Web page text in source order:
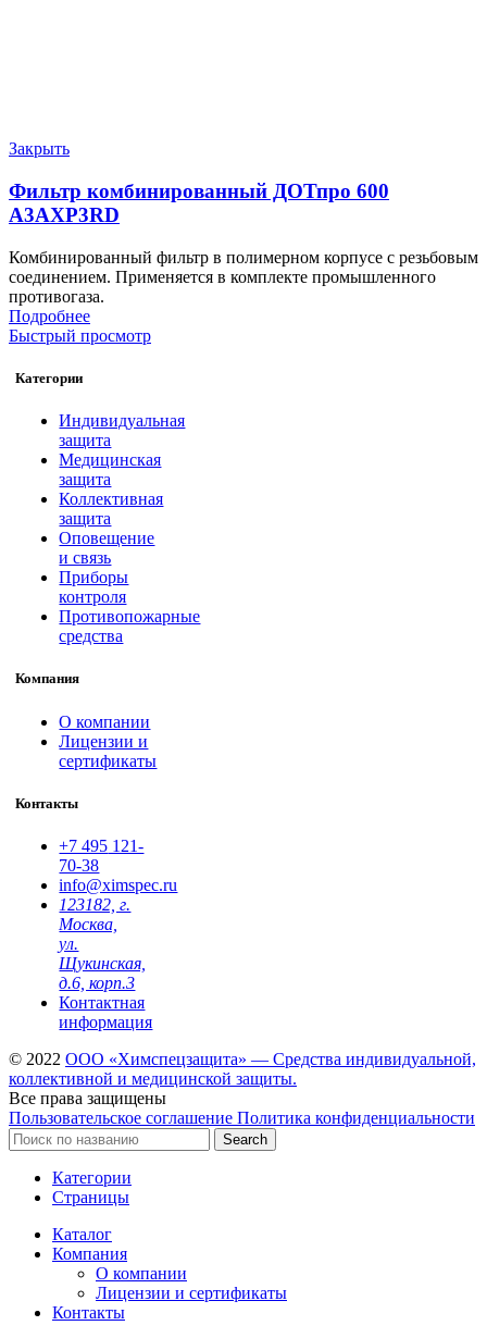
Закрыть
Фильтр комбинированный ДОТпро 600
А3АХР3RD
Комбинированный фильтр в полимерном корпусе с резьбовым
соединением. Применяется в комплекте промышленного
противогаза.
Подробнее
Быстрый просмотр
Категории
Индивидуальная
защита
Медицинская
защита
Коллективная
защита
Оповещение
и связь
Приборы
контроля
Противопожарные
средства
Компания
О компании
Лицензии и
сертификаты
Контакты
+7 495 121-
70-38
info@ximspec.ru
123182, г.
Москва,
ул.
Щукинская,
д.6, корп.3
Контактная
информация
© 2022 ООО «Химспецзащита» — Средства индивидуальной,
коллективной и медицинской защиты.
Все права защищены
Пользовательское соглашение Политика конфиденциальности
Search
Категории
Страницы
Каталог
Компания
О компании
Лицензии и сертификаты
Контакты